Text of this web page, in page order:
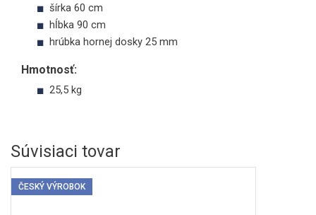
šírka 60 cm
hĺbka 90 cm
hrúbka hornej dosky 25 mm
Hmotnosť:
25,5 kg
Súvisiaci tovar
ČESKÝ VÝROBOK